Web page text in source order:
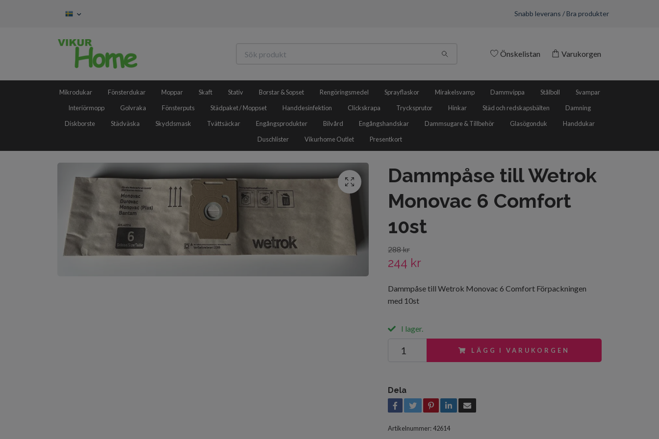
Snabb leverans / Bra produkter
Önskelistan Varukorgen
Mikrodukar Fönsterdukar Moppar Skaft Stativ Borstar & Sopset Rengöringsmedel Sprayflaskor Mirakelsvamp Dammvippa Stålboll
Svampar
Interiörmopp
Golvraka Fönsterputs Städpaket / Moppset Handdesinfektion Clickskrapa Trycksprutor Hinkar Städ och redskapsbälten
Damning
Diskborste
Städväska Skyddsmask Tvättsäckar Engångsprodukter Bilvård Engångshandskar Dammsugare & Tillbehör Glasögonduk
Handdukar
Duschlister
Vikurhome Outlet Presentkort
Dammpåse till Wetrok
Monovac 6 Comfort
10st
288 kr
244 kr
Dammpåse till Wetrok Monovac 6 Comfort Förpackningen
med 10st
I lager.
LÄGG I VARUKORGEN
Dela
Artikelnummer:42614